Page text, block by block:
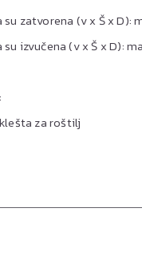
zatvorena (v x Š x D):
izvučena (v x Š x D):
za roštilj